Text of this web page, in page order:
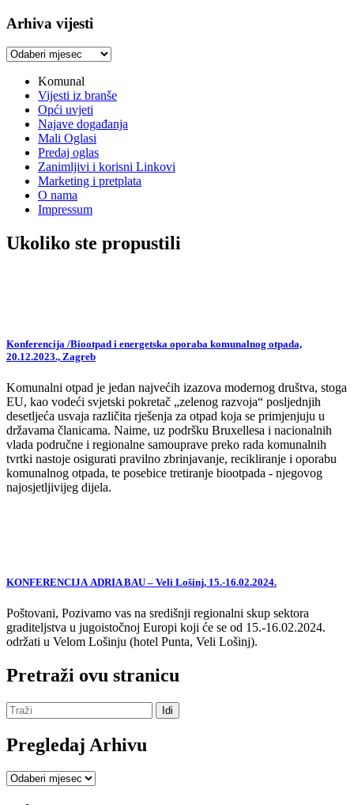
Arhiva vijesti
Arhiva
Komunal
Vijesti iz branše
Opći uvjeti
Najave događanja
Mali Oglasi
Predaj oglas
Zanimljivi i korisni Linkovi
Marketing i pretplata
O nama
Impressum
Ukoliko ste propustili
Konferencija /Biootpad i energetska oporaba komunalnog otpada,
20.12.2023., Zagreb
Komunalni otpad je jedan najvećih izazova modernog društva, stoga
EU, kao vodeći svjetski pokretač „zelenog razvoja“ posljednjih
desetljeća usvaja različita rješenja za otpad koja se primjenjuju u
državama članicama. Naime, uz podršku Bruxellesa i nacionalnih
vlada područne i regionalne samouprave preko rada komunalnih
tvrtki nastoje osigurati pravilno zbrinjavanje, recikliranje i oporabu
komunalnog otpada, te posebice tretiranje biootpada - njegovog
najosjetljivijeg dijela.
KONFERENCIJA ADRIA BAU – Veli Lošinj, 15.-16.02.2024.
Poštovani, Pozivamo vas na središnji regionalni skup sektora
graditeljstva u jugoistočnoj Europi koji će se od 15.-16.02.2024.
održati u Velom Lošinju (hotel Punta, Veli Lošinj).
Pretraži ovu stranicu
Pregledaj Arhivu
Pregledaj